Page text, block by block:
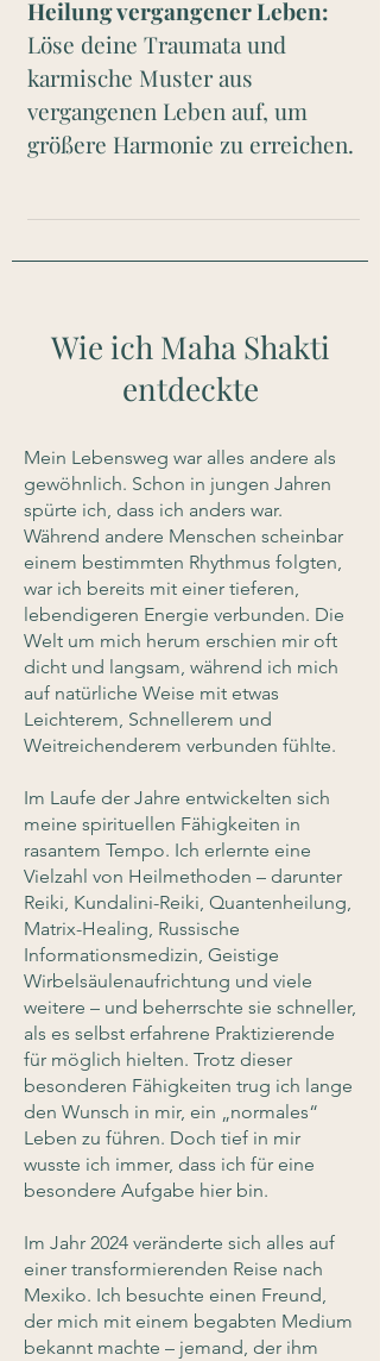
Heilung vergangener Leben:
Löse deine Traumata und
karmische Muster aus
vergangenen Leben auf, um
größere Harmonie zu erreichen.
Wie ich Maha Shakti
entdeckte
Mein Lebensweg war alles andere als
gewöhnlich. Schon in jungen Jahren
spürte ich, dass ich anders war.
Während andere Menschen scheinbar
einem bestimmten Rhythmus folgten,
war ich bereits mit einer tieferen,
lebendigeren Energie verbunden. Die
Welt um mich herum erschien mir oft
dicht und langsam, während ich mich
auf natürliche Weise mit etwas
Leichterem, Schnellerem und
Weitreichenderem verbunden fühlte.
Im Laufe der Jahre entwickelten sich
meine spirituellen Fähigkeiten in
rasantem Tempo. Ich erlernte eine
Vielzahl von Heilmethoden – darunter
Reiki, Kundalini-Reiki, Quantenheilung,
Matrix-Healing, Russische
Informationsmedizin, Geistige
Wirbelsäulenaufrichtung und viele
weitere – und beherrschte sie schneller,
als es selbst erfahrene Praktizierende
für möglich hielten. Trotz dieser
besonderen Fähigkeiten trug ich lange
den Wunsch in mir, ein „normales“
Leben zu führen. Doch tief in mir
wusste ich immer, dass ich für eine
besondere Aufgabe hier bin.
Im Jahr 2024 veränderte sich alles auf
einer transformierenden Reise nach
Mexiko. Ich besuchte einen Freund,
der mich mit einem begabten Medium
bekannt machte – jemand, der ihm